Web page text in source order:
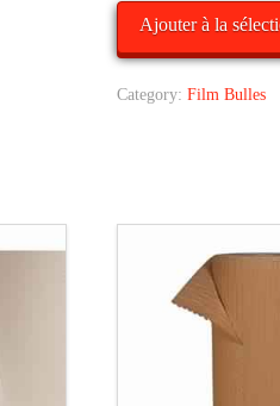
Ajouter à la
Category:Film Bulles